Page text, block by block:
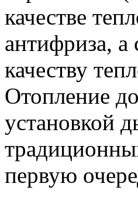
качестве
антифриза, а
качеству
Отопление
установкой
первую